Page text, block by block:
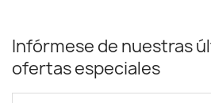
Infórmese de nuestras
ofertas especiales